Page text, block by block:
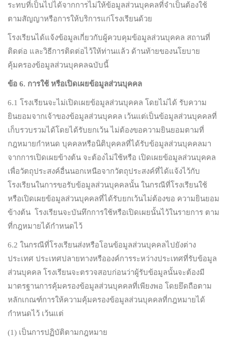
ระทบที่เป็นไปได้จากการไม่ให้ข้อมูลส่วนบุคคลที่จำเป็นต้องใช้
ตามสัญญาหรือการให้บริการแก่โรงเรียนด้วย
โรงเรียนได้แจ้งข้อมูลเกี่ยวกับผู้ควบคุมข้อมูลส่วนบุคคล สถานที่
ติดต่อ และวิธีการติดต่อไว้ให้ท่านแล้ว ด้านท้ายของนโยบาย
คุ้มครองข้อมูลส่วนบุคคลฉบับนี้
ข้อ 6. การใช้ หรือเปิดเผยข้อมูลส่วนบุคคล
6.1 โรงเรียนจะไม่เปิดเผยข้อมูลส่วนบุคคล โดยไม่ได้ รับความ
ยินยอมจากเจ้าของข้อมูลส่วนบุคคล เว้นแต่เป็นข้อมูลส่วนบุคคลที่
เก็บรวบรวมได้โดยได้รับยกเว้น ไม่ต้องขอความยินยอมตามที่
กฎหมายกำหนด บุคคลหรือนิติบุคคลที่ได้รับข้อมูลส่วนบุคคลมา
จากการเปิดเผยข้างต้น จะต้องไม่ใช้หรือ เปิดเผยข้อมูลส่วนบุคคล
เพื่อวัตถุประสงค์อื่นนอกเหนือจากวัตถุประสงค์ที่ได้แจ้งไว้กับ
โรงเรียนในการขอรับข้อมูลส่วนบุคคลนั้น ในกรณีที่โรงเรียนใช้
หรือเปิดเผยข้อมูลส่วนบุคคลที่ได้รับยกเว้นไม่ต้องขอ ความยินยอม
ข้างต้น โรงเรียนจะบันทึกการใช้หรือเปิดเผยนั้นไว้ในรายการ ตาม
ที่กฎหมายได้กำหนดไว้
6.2 ในกรณีที่โรงเรียนส่งหรือโอนข้อมูลส่วนบุคคลไปยังต่าง
ประเทศ ประเทศปลายทางหรือองค์การระหว่างประเทศที่รับข้อมูล
ส่วนบุคคล โรงเรียนจะตรวจสอบก่อนว่าผู้รับข้อมูลนั้นจะต้องมี
มาตรฐานการคุ้มครองข้อมูลส่วนบุคคลที่เพียงพอ โดยยึดถือตาม
หลักเกณฑ์การให้ความคุ้มครองข้อมูลส่วนบุคคลที่กฎหมายได้
กำหนดไว้ เว้นแต่
(1) เป็นการปฏิบัติตามกฎหมาย